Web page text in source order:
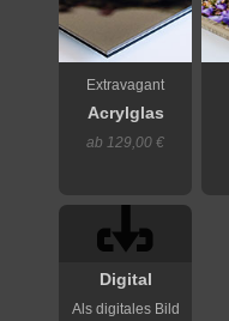
Extravagant
Acrylglas
ab 129,00 €
Digital
Als digitales Bild